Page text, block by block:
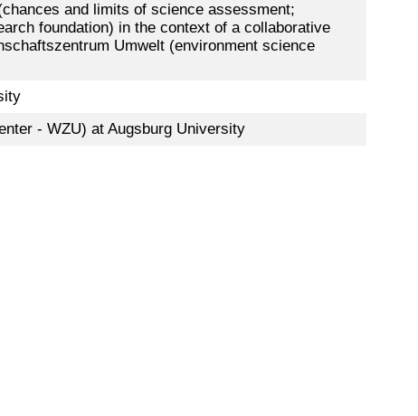
and limits of science assessment;
foundation) in the context of a collaborative
Umwelt (environment science
- WZU) at Augsburg University